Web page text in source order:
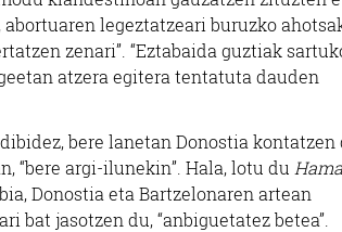
legeztatzeari buruzko
zenari”. “Eztabaida guztiak
atzera egitera tentatuta dauden
bere lanetan Donostia kontatzen
“bere argi-ilunekin”. Hala, lotu du
Donostia eta Bartzelonaren artean
bat jasotzen du, “anbiguetatez betea”.